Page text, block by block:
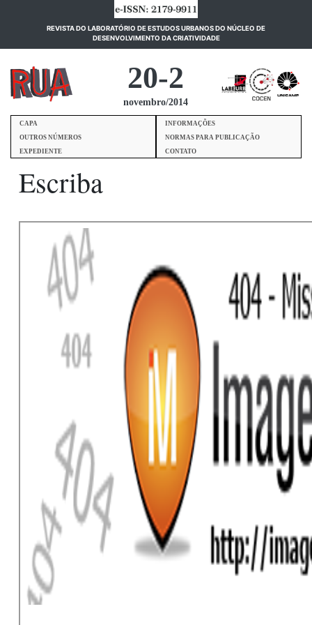
REVISTA DO LABORATÓRIO DE ESTUDOS URBANOS DO NÚCLEO DE
DESENVOLVIMENTO DA CRIATIVIDADE(current)
20-2
novembro/2014
CAPA
INFORMAÇÕES
OUTROS NÚMEROS
NORMAS PARA PUBLICAÇÃO
EXPEDIENTE
CONTATO
Escriba